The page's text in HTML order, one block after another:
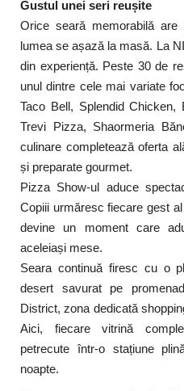
Gustul unei seri reușite
Orice seară memorabilă
lumea se așază la masă. La
din experiență. Peste 30 de
unul dintre cele mai variate
Taco Bell, Splendid Chicken,
Trevi Pizza, Shaormeria
culinare completează oferta
și preparate gourmet.
Pizza Show-ul aduce
Copiii urmăresc fiecare gest
devine un moment care
aceleiași mese.
Seara continuă firesc cu o
desert savurat pe
District, zona dedicată
Aici, fiecare vitrină
petrecute într-o stațiune
noapte.